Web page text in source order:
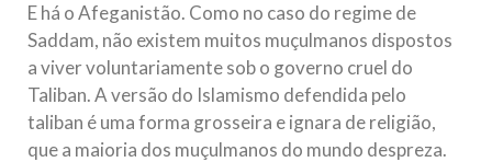
E há o Afeganistão. Como no caso do regime de
Saddam, não existem muitos muçulmanos dispostos
a viver voluntariamente sob o governo cruel do
Taliban. A versão do Islamismo defendida pelo
taliban é uma forma grosseira e ignara de religião,
que a maioria dos muçulmanos do mundo despreza.